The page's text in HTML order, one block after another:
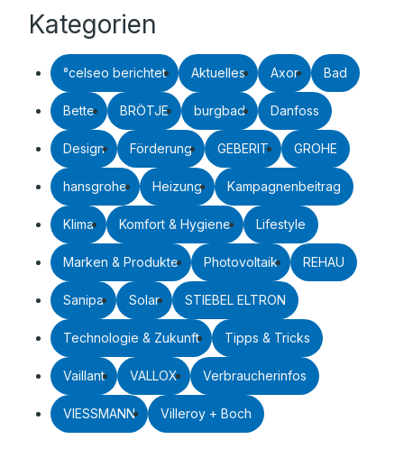
Kategorien
°celseo berichtet Aktuelles Axor Bad
Bette BRÖTJE burgbad Danfoss
Design Förderung GEBERIT GROHE
hansgrohe Heizung Kampagnenbeitrag
Klima Komfort & Hygiene Lifestyle
Marken & Produkte Photovoltaik REHAU
Sanipa Solar STIEBEL ELTRON
Technologie & Zukunft Tipps & Tricks
Vaillant VALLOX Verbraucherinfos
VIESSMANN Villeroy + Boch